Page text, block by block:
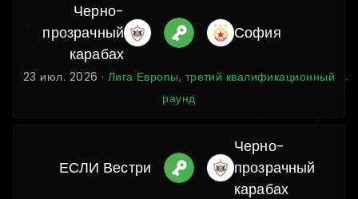
Черно-
прозрачный
карабах
София
23 июл. 2026 · Лига Европы, третий квалификационный
раунд
ЕСЛИ Вестри
Черно-
прозрачный
карабах